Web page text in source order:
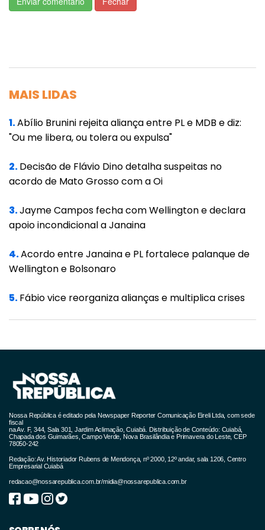
aos fatos com elegância e autoridade.
aplaudir.
Mahatma Gandhi afirmou que “assim como
inteiro, também a mentira, por menor que
seja, estraga toda a nossa vida”. No caso do
Brasil as mentiram estão contaminando 201
milhões de pessoas, fora os que literalmente
No registro na história da humanidade
base em fatos inverídicos. Precisamos
news. Se quisermos melhorar teremos que ser
intolerantes com a mentira, mesmo que seja
mentiroso tem uma memória suficientemente
boa para ser um mentiroso de êxito”. Imagina
um país inteiro!
MAIS LIDAS
1.Abílio Brunini rejeita aliança entre PL e MDB e diz:
"Ou me libera, ou tolera ou expulsa"
2.Decisão de Flávio Dino detalha suspeitas no
acordo de Mato Grosso com a Oi
3.Jayme Campos fecha com Wellington e declara
apoio incondicional a Janaina
4.Acordo entre Janaina e PL fortalece palanque de
Wellington e Bolsonaro
5.Fábio vice reorganiza alianças e multiplica crises
Nossa República é editado pela Newspaper Reporter Comunicação Eireli Ltda, com sede
fiscal
na Av. F, 344, Sala 301, Jardim Aclimação, Cuiabá. Distribuição de Conteúdo: Cuiabá,
Chapada dos Guimarães, Campo Verde, Nova Brasilândia e Primavera do Leste, CEP
78050-242
Redação: Av. Historiador Rubens de Mendonça, nº 2000, 12º andar, sala 1206, Centro
Empresarial Cuiabá
redacao@nossarepublica.com.br/midia@nossarepublica.com.br